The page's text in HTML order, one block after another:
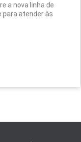
a nova linha de
para atender às